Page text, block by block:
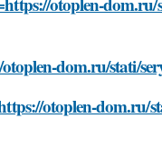
dom.ru/stati/
otoplen-dom.ru/